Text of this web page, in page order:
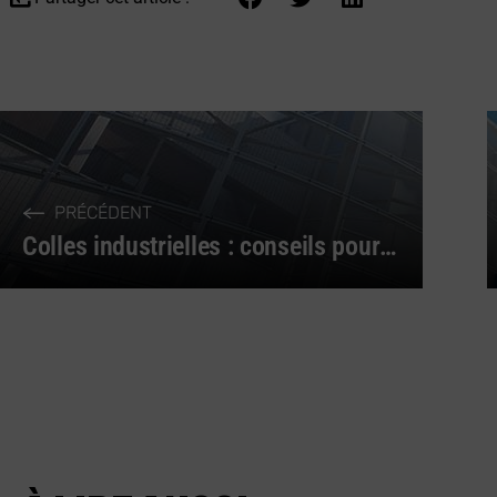
PRÉCÉDENT
Colles industrielles : conseils pour un achat éclairé